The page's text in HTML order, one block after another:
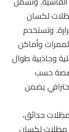
لكسان
وتستخدم
وأماكن
وجاذبية طوال
حسب
يضمن
حدائق،
مظلات لكسان